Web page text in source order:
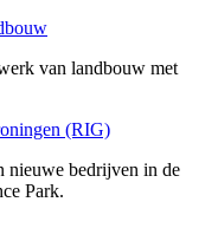
van landbouw met
(RIG)
nieuwe bedrijven in de
Park.